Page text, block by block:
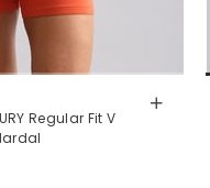
Regular Fit V